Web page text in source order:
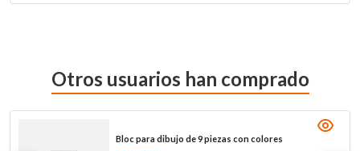
Otros usuarios han comprado
Bloc para dibujo de 9 piezas con colores